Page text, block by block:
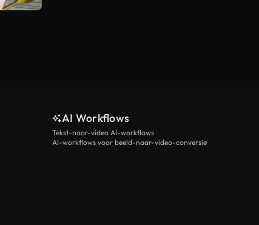
AI Workflows
Tekst-naar-video AI-workflows
AI-workflows voor beeld-naar-video-conversie